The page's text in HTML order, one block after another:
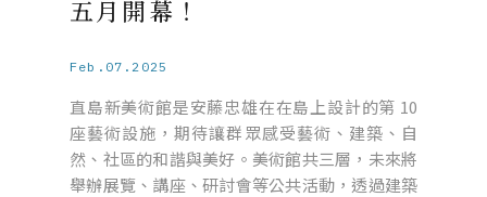
五月開幕！
Feb.07.2025
直島新美術館是安藤忠雄在在島上設計的第 10
座藝術設施，期待讓群眾感受藝術、建築、自
然、社區的和諧與美好。美術館共三層，未來將
舉辦展覽、講座、研討會等公共活動，透過建築